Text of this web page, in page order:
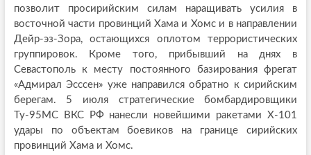
позволит просирийским силам наращивать усилия в
восточной части провинций Хама и Хомс и в направлении
Дейр-эз-Зора, остающихся оплотом террористических
группировок. Кроме того, прибывший на днях в
Севастополь к месту постоянного базирования фрегат
«Адмирал Эсссен» уже направился обратно к сирийским
берегам. 5 июля стратегические бомбардировщики
Ту-95МС ВКС РФ нанесли новейшими ракетами X-101
удары по объектам боевиков на границе сирийских
провинций Хама и Хомс.